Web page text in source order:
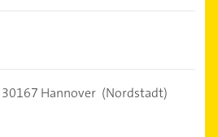
30167 Hannover (Nordstadt)